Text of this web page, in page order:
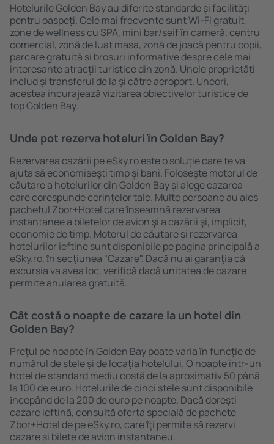
Hotelurile Golden Bay au diferite standarde și facilități
pentru oaspeți. Cele mai frecvente sunt Wi-Fi gratuit,
zone de wellness cu SPA, mini bar/seif în cameră, centru
comercial, zonă de luat masa, zonă de joacă pentru copii,
parcare gratuită și broșuri informative despre cele mai
interesante atracții turistice din zonă. Unele proprietăți
includ și transferul de la și către aeroport. Uneori,
acestea încurajează vizitarea obiectivelor turistice de
top Golden Bay.
Unde pot rezerva hoteluri ȋn Golden Bay?
Rezervarea cazării pe eSky.ro este o soluție care te va
ajuta să economiseşti timp și bani. Foloseşte motorul de
căutare a hotelurilor din Golden Bay și alege cazarea
care corespunde cerințelor tale. Multe persoane au ales
pachetul Zbor+Hotel care ȋnseamnă rezervarea
instantanee a biletelor de avion şi a cazării şi, implicit,
economie de timp. Motorul de căutare și rezervarea
hotelurilor ieftine sunt disponibile pe pagina principală a
eSky.ro, ȋn secţiunea "Cazare". Dacă nu ai garanţia că
excursia va avea loc, verifică dacă unitatea de cazare
permite anularea gratuită.
Cât costă o noapte de cazare la un hotel din
Golden Bay?
Prețul pe noapte în Golden Bay poate varia în funcție de
numărul de stele și de locaţia hotelului. O noapte într-un
hotel de standard mediu costă de la aproximativ 50 până
la 100 de euro. Hotelurile de cinci stele sunt disponibile
ȋncepând de la 200 de euro pe noapte. Dacă doreşti
cazare ieftină, consultă oferta specială de pachete
Zbor+Hotel de pe eSky.ro, care ȋţi permite să rezervi
cazare și bilete de avion instantaneu.